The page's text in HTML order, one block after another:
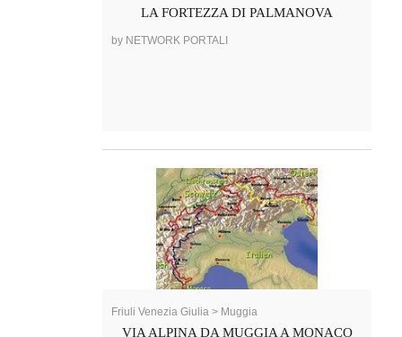
LA FORTEZZA DI PALMANOVA
by NETWORK PORTALI
Friuli Venezia Giulia > Muggia
VIA ALPINA DA MUGGIA A MONACO